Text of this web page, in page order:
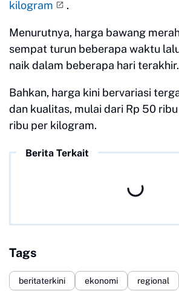
kilogram .
Menurutnya, harga bawang
sempat turun beberapa waktu
naik dalam beberapa hari terakhir.
Bahkan, harga kini bervariasi
dan kualitas, mulai dari Rp 50
ribu per kilogram.
Berita Terkait
Tags
beritaterkini ekonomi regional